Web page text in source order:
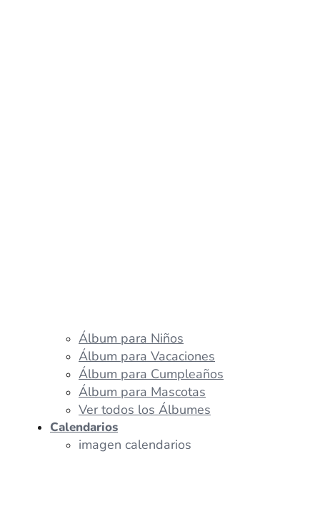
Álbum para Niños
Álbum para Vacaciones
Álbum para Cumpleaños
Álbum para Mascotas
Ver todos los Álbumes
Calendarios
imagen calendarios